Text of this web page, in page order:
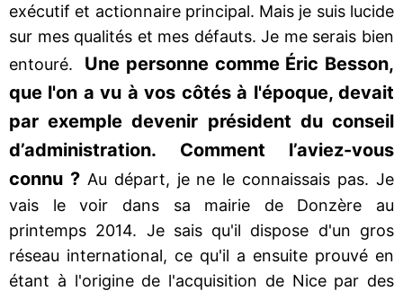
exécutif et actionnaire principal. Mais je suis lucide
sur mes qualités et mes défauts. Je me serais bien
entouré. Une personne comme Éric Besson,
que l'on a vu à vos côtés à l'époque, devait
par exemple devenir président du conseil
d’administration. Comment l’aviez-vous
connu ? Au départ, je ne le connaissais pas. Je
vais le voir dans sa mairie de Donzère au
printemps 2014. Je sais qu'il dispose d'un gros
réseau international, ce qu'il a ensuite prouvé en
étant à l'origine de l'acquisition de Nice par des